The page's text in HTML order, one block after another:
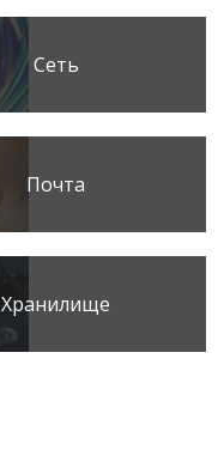
Сеть
Почта
Хранилище